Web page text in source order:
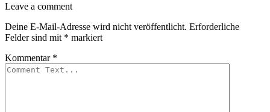
Leave a comment
Deine E-Mail-Adresse wird nicht veröffentlicht. Erforderliche
Felder sind mit * markiert
Kommentar *